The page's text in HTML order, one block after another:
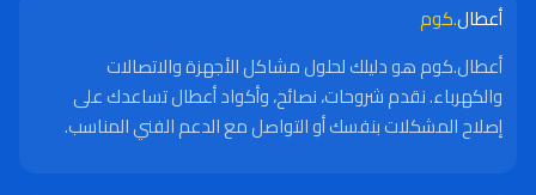
أعطال.كوم
أعطال.كوم هو دليلك لحلول مشاكل الأجهزة والاتصالات
والكهرباء. نقدم شروحات، نصائح، وأكواد أعطال تساعدك على
إصلاح المشكلات بنفسك أو التواصل مع الدعم الفني المناسب.